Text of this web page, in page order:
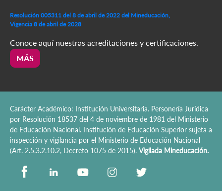
Resolución 005311 del 8 de abril de 2022 del Mineducación,
Vigencia 8 de abril de 2028
Conoce aquí nuestras acreditaciones y certificaciones.
MÁS
Carácter Académico: Institución Universitaria. Personería Jurídica
por Resolución 18537 del 4 de noviembre de 1981 del Ministerio
de Educación Nacional. Institución de Educación Superior sujeta a
inspección y vigilancia por el Ministerio de Educación Nacional
(Art. 2.5.3.2.10.2, Decreto 1075 de 2015). Vigilada Mineducación.